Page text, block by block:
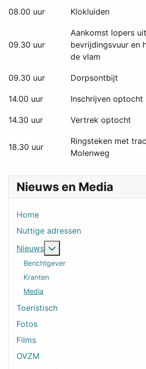
Nieuws en Media
Home
Nuttige adressen
Nieuws
Berichtgever
Kranten
Media
Toeristisch
Fotos
Films
OVZM
08.00 uur Klokluiden
09.30 uur
Aankomst lopers
bevrijdingsvuur en
de vlam
09.30 uur Dorpsontbijt
14.00 uur Inschrijven optocht
14.30 uur Vertrek optocht
18.30 uur
Ringsteken met
Molenweg